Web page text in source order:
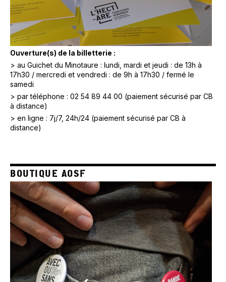
Ouverture(s) de la billetterie :
> au Guichet du Minotaure : lundi, mardi et jeudi : de 13h à
17h30 / mercredi et vendredi : de 9h à 17h30 / fermé le
samedi
> par téléphone : 02 54 89 44 00 (paiement sécurisé par CB
à distance)
> en ligne : 7j/7, 24h/24 (paiement sécurisé par CB à
distance)
BOUTIQUE AOSF